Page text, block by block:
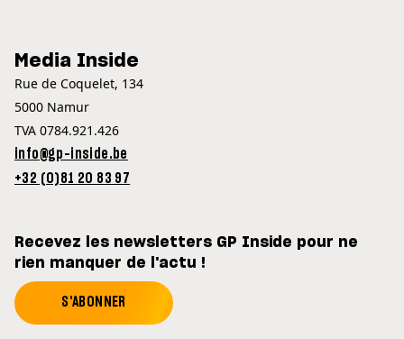
Media Inside
Rue de Coquelet, 134
5000 Namur
TVA 0784.921.426
info@gp-inside.be
+32 (0)81 20 83 97
Recevez les newsletters GP Inside pour ne
rien manquer de l'actu !
S'ABONNER